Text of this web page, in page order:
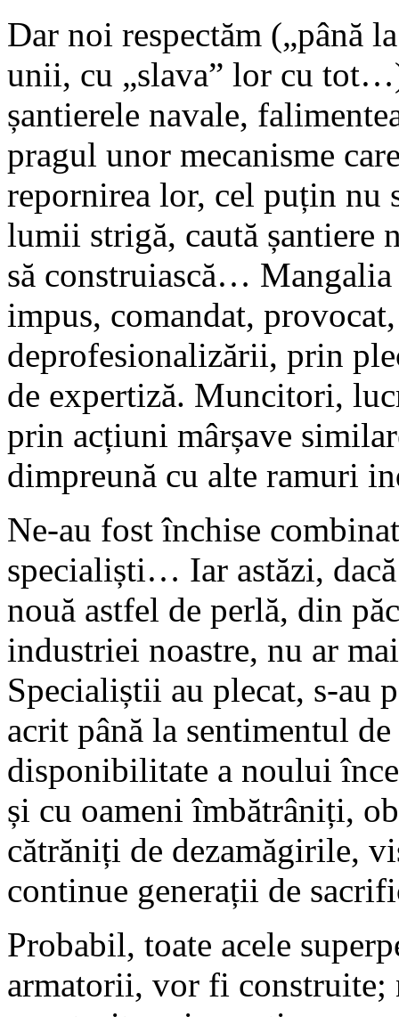
Dar noi respectăm („până
unii, cu „slava” lor cu
șantierele navale,
pragul unor mecanisme
repornirea lor, cel puțin nu
lumii strigă, caută șantiere
să construiască…
impus, comandat,
deprofesionalizării, prin
de expertiză. Muncitori,
prin acțiuni mârșave
dimpreună cu alte ramuri
Ne-au fost închise
specialiști… Iar astăzi,
nouă astfel de perlă, din
industriei noastre, nu ar
Specialiștii au plecat, s-au
acrit până la sentimentul
disponibilitate a noului
și cu oameni îmbătrâniți,
cătrăniți de dezamăgirile,
continue generații de
Probabil, toate acele
armatorii, vor fi